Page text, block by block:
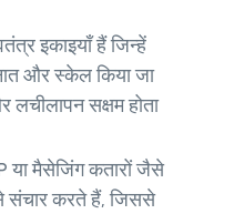
इकाइयाँ हैं जिन्हें
और स्केल किया जा
सक्षम होता
या मैसेजिंग कतारों जैसे
संचार करते हैं, जिससे